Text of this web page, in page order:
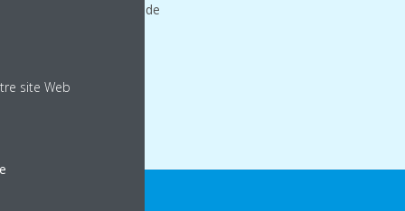
que 30 mm d'espace de
site Web